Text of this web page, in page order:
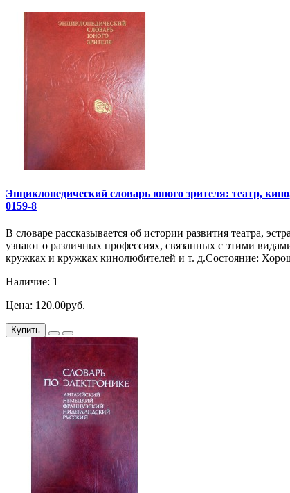
Энциклопедический словарь юного зрителя: театр,
0159-8
В словаре рассказывается об истории развития театра,
узнают о различных профессиях, связанных с этими
кружках и кружках кинолюбителей и т. д.Состояние:
Наличие: 1
Цена: 120.00руб.
Купить